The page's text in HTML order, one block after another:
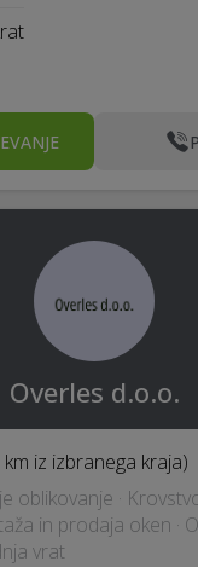
Overles d.o.o.
km iz izbranega kraja)
oblikovanje ·
in prodaja oken ·
vrat